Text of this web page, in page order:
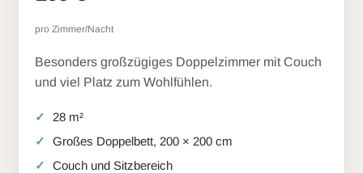
pro Zimmer/Nacht
Besonders großzügiges Doppelzimmer mit Couch
und viel Platz zum Wohlfühlen.
28 m²
Großes Doppelbett, 200 × 200 cm
Couch und Sitzbereich